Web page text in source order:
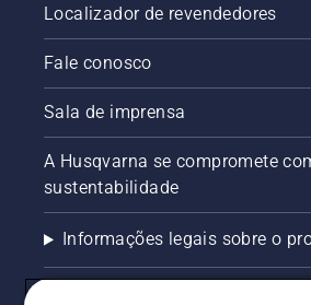
Localizador de revendedores
Fale conosco
Sala de imprensa
A Husqvarna se compromete
sustentabilidade
Informações legais sobre o